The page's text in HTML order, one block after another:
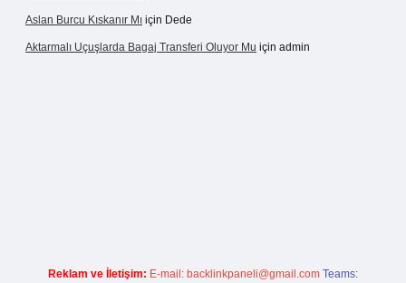
Aslan Burcu Kıskanır Mı için Dede
Aktarmalı Uçuşlarda Bagaj Transferi Oluyor Mu için admin
Reklam ve İletişim: E-mail: backlinkpaneli@gmail.com Teams: